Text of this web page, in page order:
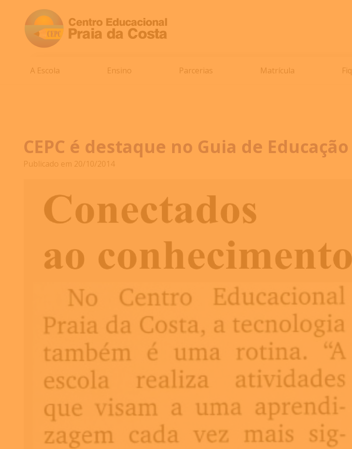
A Escola Ensino Parcerias Matrícula
CEPC é destaque no Guia de
Publicado em 20/10/2014